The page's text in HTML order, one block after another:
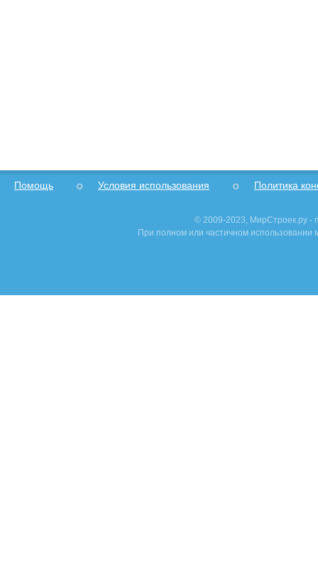
Помощь Условия использования Политика
© 2009-2023, МирСтроек.ру -
При полном или частичном использовании